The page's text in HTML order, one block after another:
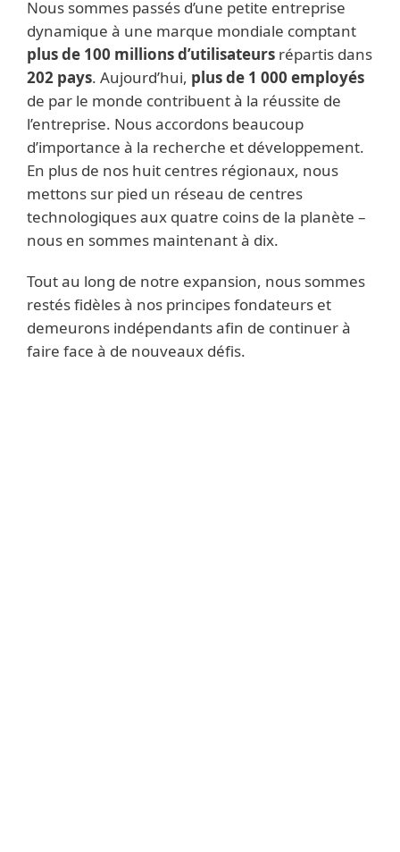
Nous sommes passés d’une petite entreprise
dynamique à une marque mondiale comptant
plus de 100 millions d’utilisateurs répartis dans
202 pays. Aujourd’hui, plus de 1 000 employés
de par le monde contribuent à la réussite de
l’entreprise. Nous accordons beaucoup
d’importance à la recherche et développement.
En plus de nos huit centres régionaux, nous
mettons sur pied un réseau de centres
technologiques aux quatre coins de la planète –
nous en sommes maintenant à dix.
Tout au long de notre expansion, nous sommes
restés fidèles à nos principes fondateurs et
demeurons indépendants afin de continuer à
faire face à de nouveaux défis.